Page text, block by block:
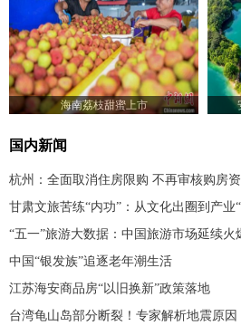
海南荔枝甜蜜上市
国内新闻
杭州：全面取消住房限购 不再审核购房
甘肃文旅苦练“内功”：从文化出圈到产业
“五一”旅游大数据：中国旅游市场延续火
中国“银发族”追逐老年潮生活
江苏海安商品房“以旧换新”政策落地
台湾龟山岛部分断裂！专家解析地震原因